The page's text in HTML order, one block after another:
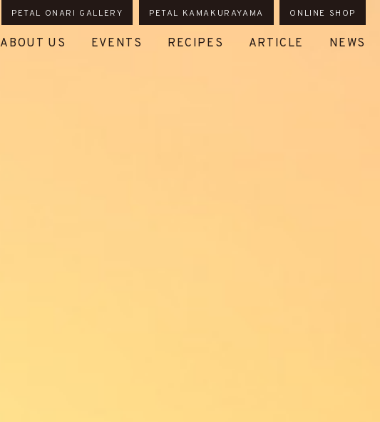
PETAL ONARI GALLERY PETAL KAMAKURAYAMA ONLINE SHOP
ABOUT US EVENTS RECIPES ARTICLE NEWS